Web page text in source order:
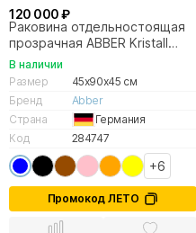
120 000 ₽
Раковина отдельностоящая
прозрачная ABBER Kristall
AT2701Saphir синяя
В наличии
Размер
45x90x45 см
Бренд
Abber
Страна
Германия
Код
284747
+6
Промокод ЛЕТО